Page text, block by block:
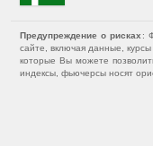
Предупреждение о рисках :
сайте, включая данные,
которые Вы можете
индексы, фьючерсы носят